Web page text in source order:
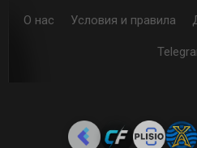
О нас Условия и правила